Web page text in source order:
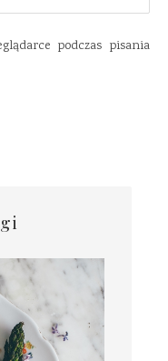
podczas pisania